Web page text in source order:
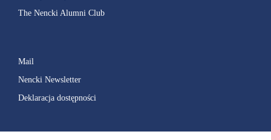
The Nencki Alumni Club
Mail
Nencki Newsletter
Deklaracja dostępności